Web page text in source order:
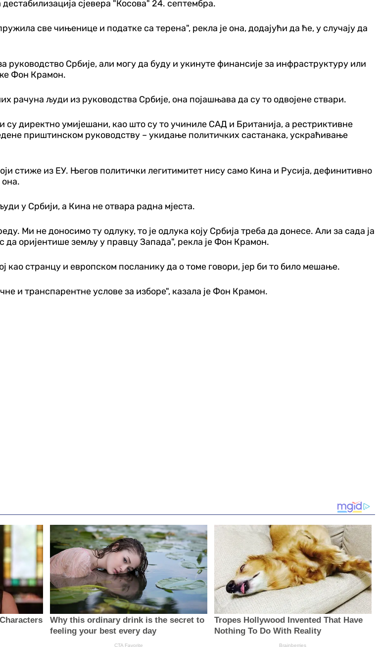
сјевера "Косова" 24. септембра.
све чињенице и податке са терена", рекла је она, додајући да ће, у случају да
Србије, али могу да буду и укинуте финансије за инфраструктуру или
Фон Крамон.
рачуна људи из руководства Србије, она појашњава да су то одвојене ствари.
су директно умијешани, као што су то учиниле САД и Британија, а рестриктивне
приштинском руководству – укидање политичких састанака, ускраћивање
стиже из ЕУ. Његов политички легитимитет нису само Кина и Русија, дефинитивно
она.
у Србији, а Кина не отвара радна мјеста.
Ми не доносимо ту одлуку, то је одлука коју Србија треба да донесе. Али за сада ја
да оријентише земљу у правцу Запада", рекла је Фон Крамон.
као странцу и европском посланику да о томе говори, јер би то било мешање.
и транспарентне услове за изборе", казала је Фон Крамон.